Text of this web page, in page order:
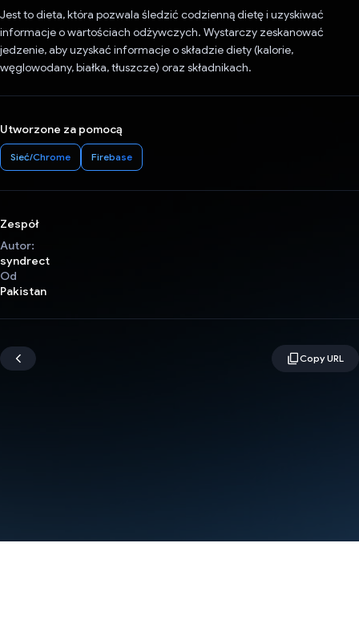
Jest to dieta, która pozwala śledzić codzienną dietę i uzyskiwać
informacje o wartościach odżywczych. Wystarczy zeskanować
jedzenie, aby uzyskać informacje o składzie diety (kalorie,
węglowodany, białka, tłuszcze) oraz składnikach.
Utworzone za pomocą
Sieć/Chrome Firebase
Zespół
Autor:
syndrect
Od
Pakistan